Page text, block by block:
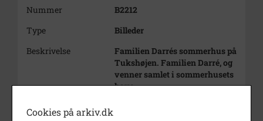
Nummer
B2212
Type
Billeder
Beskrivelse
Familien Darrés sommerhus på
Tukshøjen. Familien Darré, og
venner samlet i sommerhusets
have
Bemærkning
Cookies på arkiv.dk